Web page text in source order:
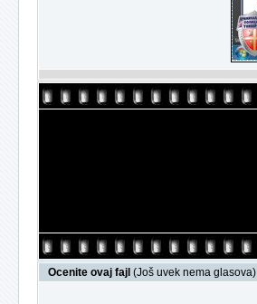
Ocenite ovaj fajl (Još uvek nema glasova)